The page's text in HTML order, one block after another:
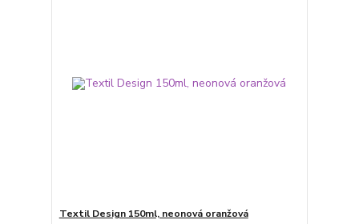
Textil Design 150ml, neonová oranžová